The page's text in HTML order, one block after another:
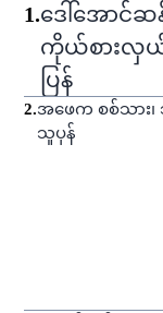
1.ဒေါ်အောင်ဆ
ကိုယ်စားလှ
ပြန်
2.အဖေက စစ်သား၊
သူပုန်